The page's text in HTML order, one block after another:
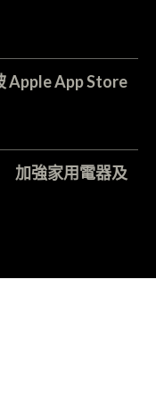
Apple App Store
加強家用電器及